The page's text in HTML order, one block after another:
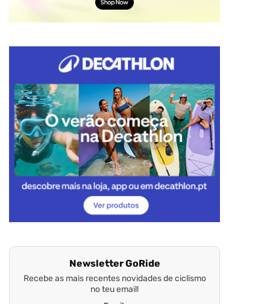
Newsletter GoRide
Recebe as mais recentes novidades de ciclismo
no teu email!